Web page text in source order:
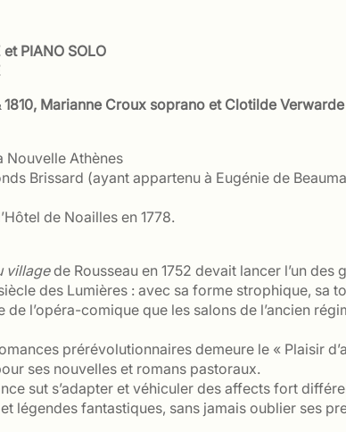
PIANO SOLO
Marianne Croux soprano et Clotilde
Nouvelle Athènes
Brissard (ayant appartenu à Eugénie de
de Noailles en 1778.
villagede Rousseau en 1752 devait lancer l’un
des Lumières : avec sa forme strophique, sa
l’opéra-comique que les salons de l’ancien
prérévolutionnaires demeure le « Plaisir
ses nouvelles et romans pastoraux.
sut s’adapter et véhiculer des affects fort
légendes fantastiques, sans jamais oublier ses